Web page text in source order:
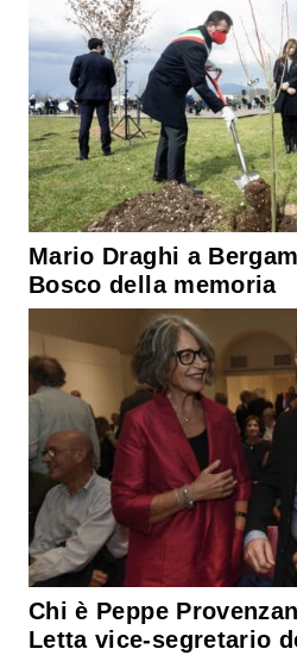
Mario Draghi a
Bosco della memoria
Chi è Peppe
Letta vice-segretario